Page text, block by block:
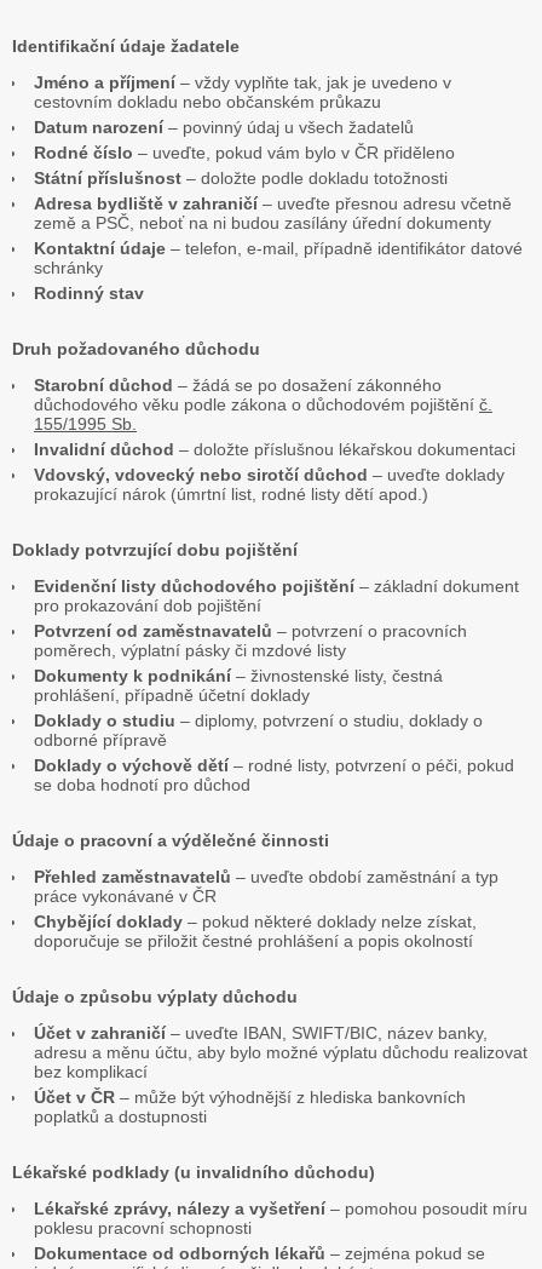
Identifikační údaje žadatele
Jméno a příjmení– vždy vyplňte tak, jak je uvedeno v
cestovním dokladu nebo občanském průkazu
Datum narození– povinný údaj u všech žadatelů
Rodné číslo – uveďte, pokud vám bylo v ČR přiděleno
Státní příslušnost – doložte podle dokladu totožnosti
Adresa bydliště v zahraničí– uveďte přesnou adresu včetně
země a PSČ, neboť na ni budou zasílány úřední dokumenty
Kontaktní údaje – telefon, e-mail, případně identifikátor datové
schránky
Rodinný stav
Druh požadovaného důchodu
Starobní důchod – žádá se po dosažení zákonného
důchodového věku podle zákona o důchodovém pojištění č.
155/1995 Sb.
Invalidní důchod – doložte příslušnou lékařskou dokumentaci
Vdovský, vdovecký nebo sirotčí důchod – uveďte doklady
prokazující nárok (úmrtní list, rodné listy dětí apod.)
Doklady potvrzující dobu pojištění
Evidenční listy důchodového pojištění– základní dokument
pro prokazování dob pojištění
Potvrzení od zaměstnavatelů – potvrzení o pracovních
poměrech, výplatní pásky či mzdové listy
Dokumenty k podnikání– živnostenské listy, čestná
prohlášení, případně účetní doklady
Doklady o studiu – diplomy, potvrzení o studiu, doklady o
odborné přípravě
Doklady o výchově dětí– rodné listy, potvrzení o péči, pokud
se doba hodnotí pro důchod
Údaje o pracovní a výdělečné činnosti
Přehled zaměstnavatelů – uveďte období zaměstnání a typ
práce vykonávané v ČR
Chybějící doklady – pokud některé doklady nelze získat,
doporučuje se přiložit čestné prohlášení a popis okolností
Údaje o způsobu výplaty důchodu
Účet v zahraničí– uveďte IBAN, SWIFT/BIC, název banky,
adresu a měnu účtu, aby bylo možné výplatu důchodu realizovat
bez komplikací
Účet v ČR – může být výhodnější z hlediska bankovních
poplatků a dostupnosti
Lékařské podklady (u invalidního důchodu)
Lékařské zprávy, nálezy a vyšetření– pomohou posoudit míru
poklesu pracovní schopnosti
Dokumentace od odborných lékařů – zejména pokud se